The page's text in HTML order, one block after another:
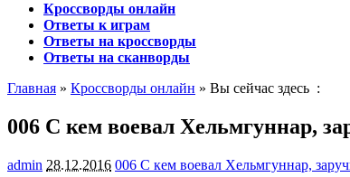
Кроссворды онлайн
Ответы к играм
Ответы на кроссворды
Ответы на сканворды
Главная » Кроссворды онлайн » Вы сейчас здесь :
006 С кем воевал Хельмгуннар,
admin 28.12.2016 006 С кем воевал Хельмгуннар,